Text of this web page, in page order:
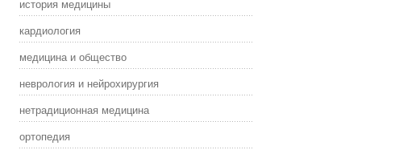
история медицины
кардиология
медицина и общество
неврология и нейрохирургия
нетрадиционная медицина
ортопедия